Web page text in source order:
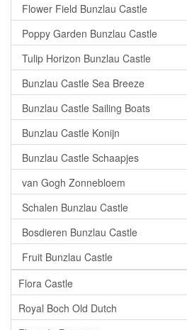
Flower Field Bunzlau Castle
Poppy Garden Bunzlau Castle
Tulip Horizon Bunzlau Castle
Bunzlau Castle Sea Breeze
Bunzlau Castle Sailing Boats
Bunzlau Castle Konijn
Bunzlau Castle Schaapjes
van Gogh Zonnebloem
Schalen Bunzlau Castle
Bosdieren Bunzlau Castle
Fruit Bunzlau Castle
Flora Castle
Royal Boch Old Dutch